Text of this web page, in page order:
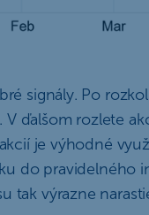
signály. Po
. V ďalšom rozlete
je výhodné
do pravidelného
tak výrazne